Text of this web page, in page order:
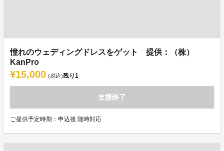
憧れのウェディングドレスをゲット 提供：（株）
KanPro
¥15,000 (税込)残り1
支援終了
ご提供予定時期：申込後 随時対応